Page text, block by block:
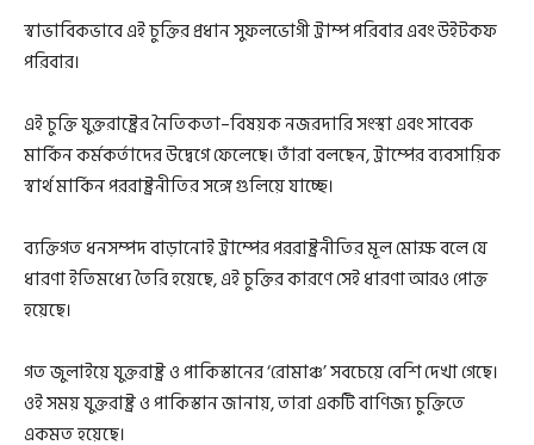
স্বাভাবিকভাবে এই চুক্তির প্রধান সুফলভোগী ট্রাম্প পরিবার এবং উইটকফ
পরিবার।
এই চুক্তি যুক্তরাষ্ট্রের নৈতিকতা–বিষয়ক নজরদারি সংস্থা এবং সাবেক
মার্কিন কর্মকর্তাদের উদ্বেগে ফেলেছে। তাঁরা বলছেন, ট্রাম্পের ব্যবসায়িক
স্বার্থ মার্কিন পররাষ্ট্রনীতির সঙ্গে গুলিয়ে যাচ্ছে।
ব্যক্তিগত ধনসম্পদ বাড়ানোই ট্রাম্পের পররাষ্ট্রনীতির মূল মোক্ষ বলে যে
ধারণা ইতিমধ্যে তৈরি হয়েছে, এই চুক্তির কারণে সেই ধারণা আরও পোক্ত
হয়েছে।
গত জুলাইয়ে যুক্তরাষ্ট্র ও পাকিস্তানের ‘রোমাঞ্চ’ সবচেয়ে বেশি দেখা গেছে।
ওই সময় যুক্তরাষ্ট্র ও পাকিস্তান জানায়, তারা একটি বাণিজ্য চুক্তিতে
একমত হয়েছে।